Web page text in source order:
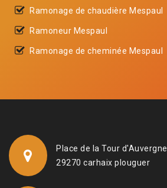
Ramonage de chaudière Mespaul
Ramoneur Mespaul
Ramonage de cheminée Mespaul
Place de la Tour d'Auvergne
29270 carhaix plouguer